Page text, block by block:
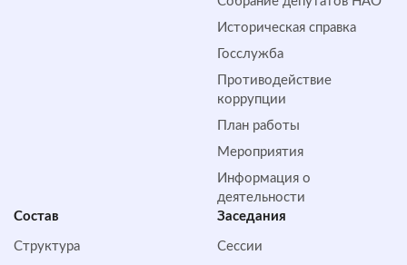
Историческая справка
Госслужба
Противодействие
коррупции
План работы
Мероприятия
Информация о
деятельности
Состав
Структура
Заседания
Сессии